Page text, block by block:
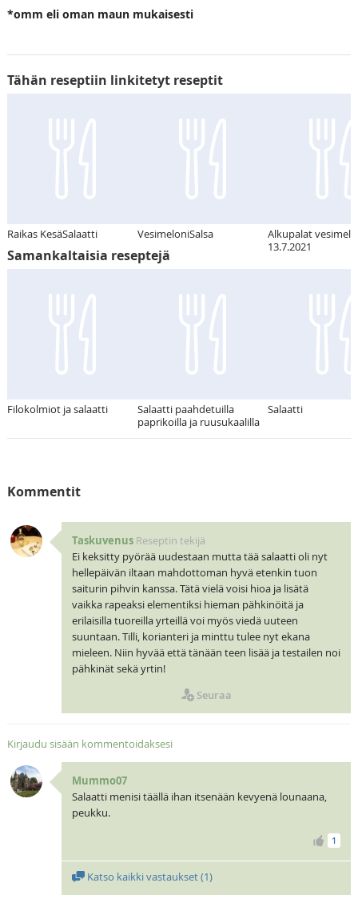
*omm eli oman maun mukaisesti
Tähän reseptiin linkitetyt reseptit
Raikas KesäSalaatti VesimeloniSalsa
Alkupalat
13.7.2021
Samankaltaisia reseptejä
Filokolmiot ja salaatti
Salaatti paahdetuilla
paprikoilla ja ruusukaalilla
Salaatti
Kommentit
Taskuvenus Reseptin tekijä
Ei keksitty pyörää uudestaan mutta tää salaatti oli nyt
hellepäivän iltaan mahdottoman hyvä etenkin tuon
saiturin pihvin kanssa. Tätä vielä voisi hioa ja lisätä
vaikka rapeaksi elementiksi hieman pähkinöitä ja
erilaisilla tuoreilla yrteillä voi myös viedä uuteen
suuntaan. Tilli, korianteri ja minttu tulee nyt ekana
mieleen. Niin hyvää että tänään teen lisää ja testailen noi
pähkinät sekä yrtin!
Seuraa
Kirjaudu sisään kommentoidaksesi
Mummo07
Salaatti menisi täällä ihan itsenään kevyenä lounaana,
peukku.
1
Katso kaikki vastaukset (1)